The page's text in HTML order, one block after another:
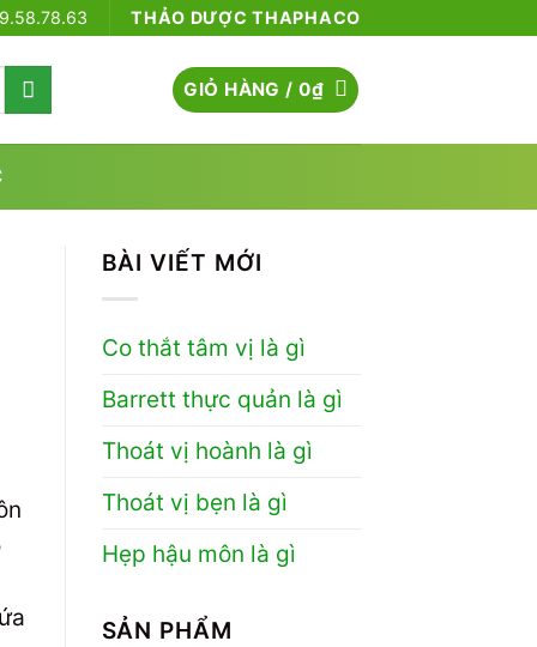
THẢO DƯỢC THAPHACO
GIỎ HÀNG /0₫
BÀI VIẾT MỚI
Co thắt tâm vị là gì
Barrett thực quản là gì
Thoát vị hoành là gì
Thoát vị bẹn là gì
Hẹp hậu môn là gì
SẢN PHẨM